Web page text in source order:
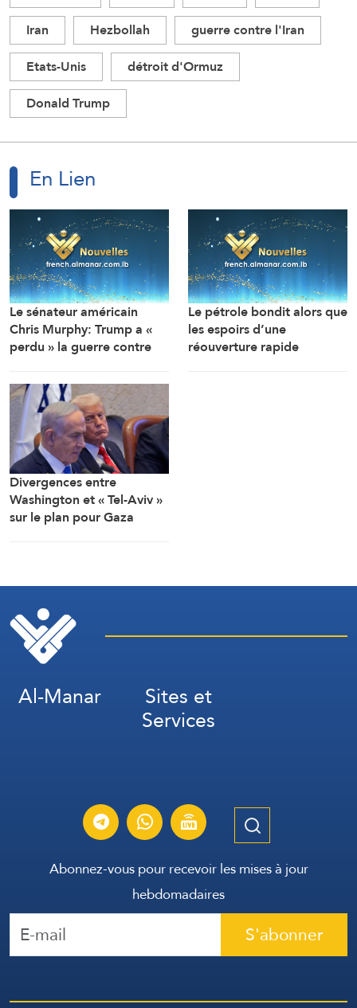
Iran
Hezbollah
guerre contre l'Iran
Etats-Unis
détroit d'Ormuz
Donald Trump
En Lien
Le sénateur américain
Chris Murphy: Trump a «
perdu » la guerre contre
affaiblit Washington
Le pétrole bondit alors que
les espoirs d’une
réouverture rapide
Divergences entre
Washington et « Tel-Aviv »
sur le plan pour Gaza
Al-Manar Sites et
Services
Abonnez-vous pour recevoir les mises à jour
hebdomadaires
S'abonner